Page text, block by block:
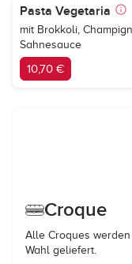
Pasta Vegetaria
mit Brokkoli,
Sahnesauce
10,70 €
Croque
Alle Croques werden
Wahl geliefert.